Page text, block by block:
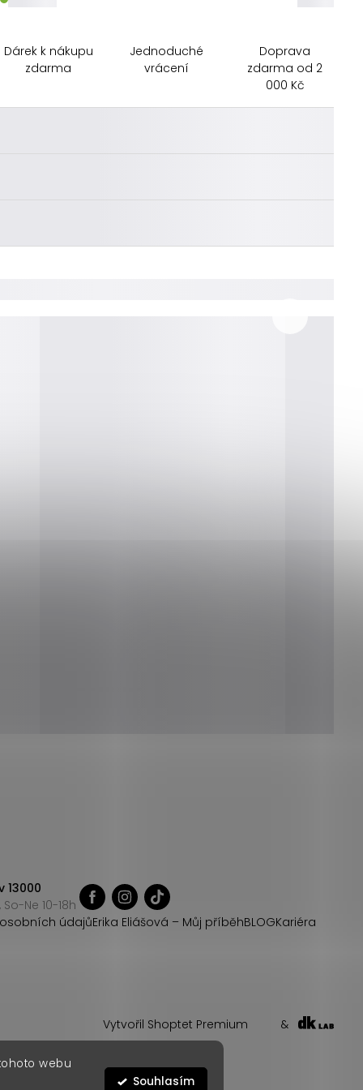
webu
Souhlasím
Dárek k nákupu
zdarma
Jednoduché
vrácení
Doprava
zdarma od 2
000 Kč
13000
Ne 10-18h
údajůErika Eliášová – Můj příběhBLOGKariéra
Vytvořil Shoptet Premium &